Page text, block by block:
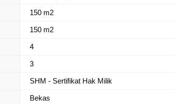
150 m2
150 m2
4
3
SHM - Sertifikat Hak Milik
Bekas